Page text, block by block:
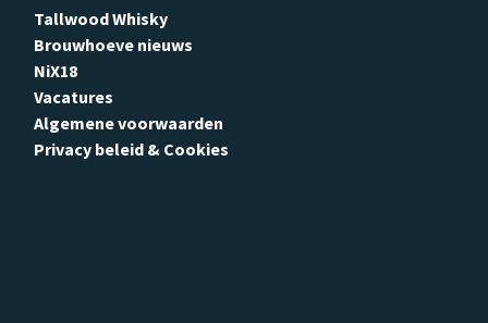
Tallwood Whisky
Brouwhoeve nieuws
NiX18
Vacatures
Algemene voorwaarden
Privacy beleid & Cookies